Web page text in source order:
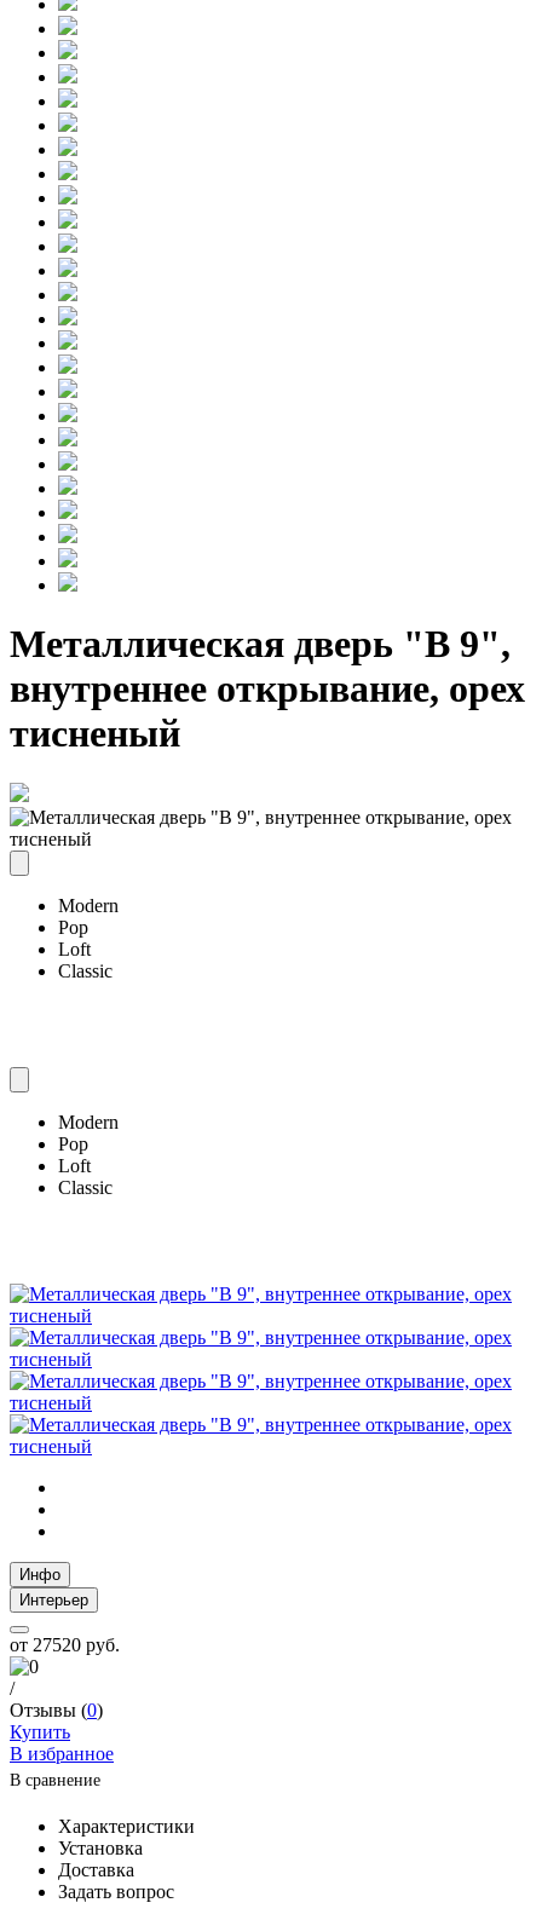
Металлическая дверь "В 9",
внутреннее открывание, орех
тисненый
Modern
Pop
Loft
Classic
Modern
Pop
Loft
Classic
Инфо
Интерьер
от 27520 руб.
/
Отзывы (0)
Купить
В избранное
В сравнение
Характеристики
Установка
Доставка
Задать вопрос